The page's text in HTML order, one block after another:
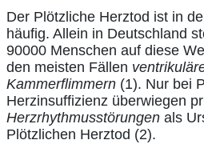
Der Plötzliche Herztod ist in
häufig. Allein in Deutschland
90000 Menschen auf diese
den meisten Fällen
Kammerflimmern (1). Nur bei
Herzinsuffizienz überwiegen
Herzrhythmusstörungen als
Plötzlichen Herztod (2).